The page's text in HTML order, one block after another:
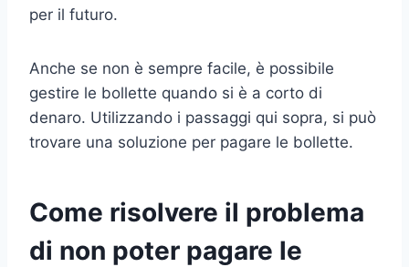
per il futuro.
Anche se non è sempre facile, è possibile
gestire le bollette quando si è a corto di
denaro. Utilizzando i passaggi qui sopra, si può
trovare una soluzione per pagare le bollette.
Come risolvere il problema
di non poter pagare le